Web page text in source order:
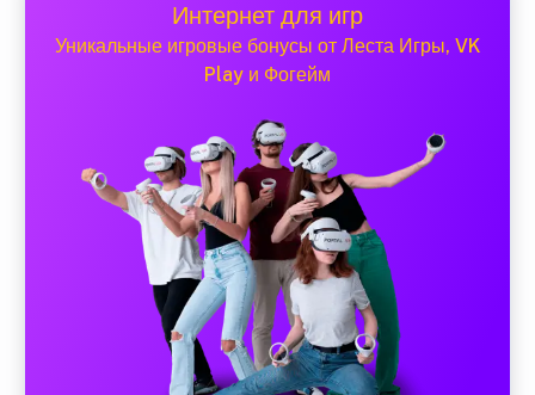
Интернет для игр
Уникальные игровые бонусы от Леста Игры, VK
Play и Фогейм